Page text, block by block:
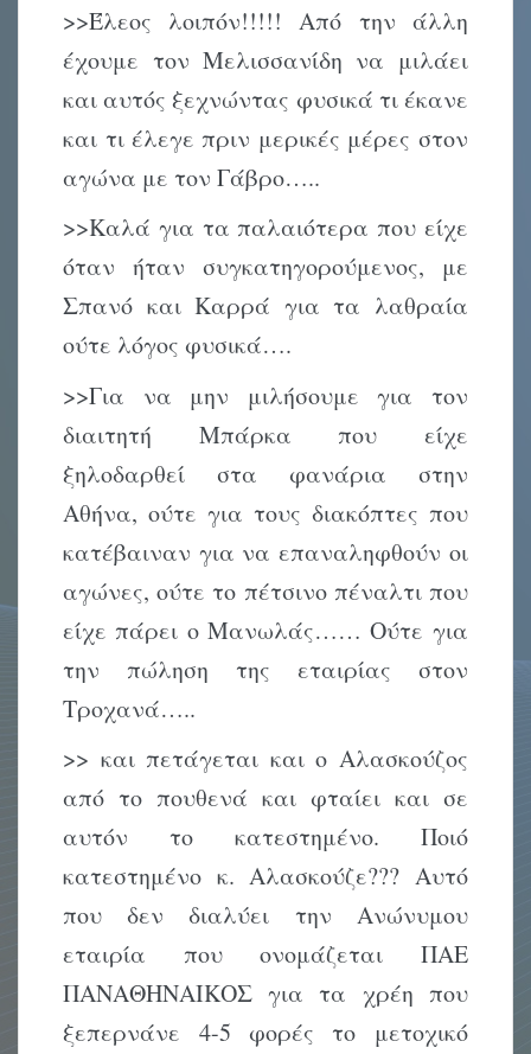
>>Έλεος λοιπόν!!!!! Από την άλλη
έχουμε τον Μελισσανίδη να μιλάει
και αυτός ξεχνώντας φυσικά τι έκανε
και τι έλεγε πριν μερικές μέρες στον
αγώνα με τον Γάβρο…..
>>Καλά για τα παλαιότερα που είχε
όταν ήταν συγκατηγορούμενος, με
Σπανό και Καρρά για τα λαθραία
ούτε λόγος φυσικά….
>>Για να μην μιλήσουμε για τον
διαιτητή Μπάρκα που είχε
ξηλοδαρθεί στα φανάρια στην
Αθήνα, ούτε για τους διακόπτες που
κατέβαιναν για να επαναληφθούν οι
αγώνες, ούτε το πέτσινο πέναλτι που
είχε πάρει ο Μανωλάς…… Ούτε για
την πώληση της εταιρίας στον
Τροχανά…..
>> και πετάγεται και ο Αλασκούζος
από το πουθενά και φταίει και σε
αυτόν το κατεστημένο. Ποιό
κατεστημένο κ. Αλασκούζε??? Αυτό
που δεν διαλύει την Ανώνυμου
εταιρία που ονομάζεται ΠΑΕ
ΠΑΝΑΘΗΝΑΙΚΟΣ για τα χρέη που
ξεπερνάνε 4-5 φορές το μετοχικό